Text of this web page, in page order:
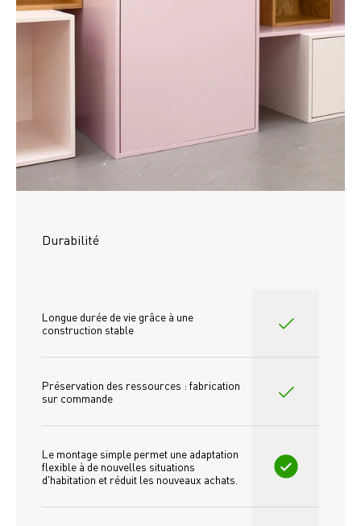
Durabilité
Longue durée de vie grâce à une
construction stable
Préservation des ressources : fabrication
sur commande
Le montage simple permet une adaptation
flexible à de nouvelles situations
d'habitation et réduit les nouveaux achats.